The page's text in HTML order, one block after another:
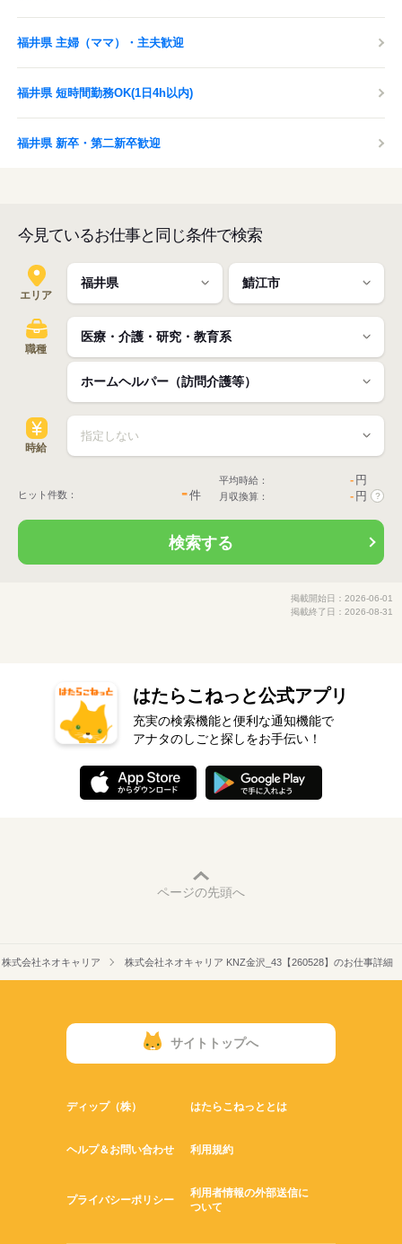
福井県 主婦（ママ）・主夫歓迎
福井県 短時間勤務OK(1日4h以内)
福井県 新卒・第二新卒歓迎
今見ているお仕事と同じ条件で検索
エリア
職種
時給
ヒット件数： -件
平均時給： - 円
月収換算： - 円 ?
検索する
掲載開始日：2026-06-01
掲載終了日：2026-08-31
はたらこねっと公式アプリ
充実の検索機能と便利な通知機能で
アナタのしごと探しをお手伝い！
ページの先頭へ
株式会社ネオキャリア 株式会社ネオキャリア KNZ金沢_43【260528】のお仕事詳細
サイトトップへ
ディップ（株） はたらこねっととは
ヘルプ＆お問い合わせ 利用規約
プライバシーポリシー
利用者情報の外部送信に
ついて